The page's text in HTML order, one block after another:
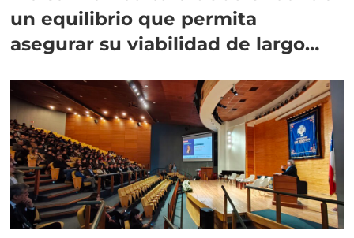
un equilibrio que permita
asegurar su viabilidad de largo